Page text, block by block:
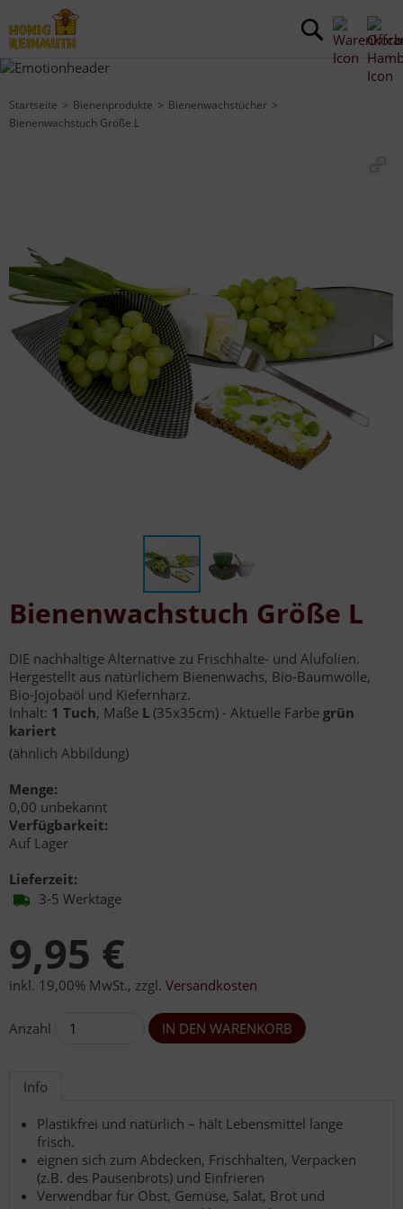
Startseite Bienenprodukte
Bienenwachstücher
Bienenwachstuch Größe L
Bienenwachstuch Größe L
DIE nachhaltige Alternative zu Frischhalte- und Alufolien.
Hergestellt aus natürlichem Bienenwachs, Bio-Baumwolle,
Bio-Jojobaöl und Kiefernharz.
Inhalt: 1 Tuch, Maße L (35x35cm) - Aktuelle Farbe grün
kariert
(ähnlich Abbildung)
Menge:
0,00 unbekannt
Verfügbarkeit:
Auf Lager
Lieferzeit:
3-5 Werktage
9,95 €
inkl. 19,00% MwSt., zzgl. Versandkosten
Anzahl
Info
Plastikfrei und natürlich – hält Lebensmittel lange
frisch.
eignen sich zum Abdecken, Frischhalten, Verpacken
(z.B. des Pausenbrots) und Einfrieren
Verwendbar für Obst, Gemüse, Salat, Brot und